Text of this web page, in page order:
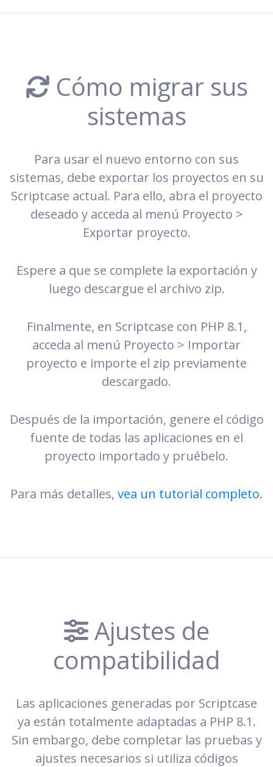
Cómo migrar sus
sistemas
Para usar el nuevo entorno con sus
sistemas, debe exportar los proyectos en su
Scriptcase actual. Para ello, abra el proyecto
deseado y acceda al menú Proyecto >
Exportar proyecto.
Espere a que se complete la exportación y
luego descargue el archivo zip.
Finalmente, en Scriptcase con PHP 8.1,
acceda al menú Proyecto > Importar
proyecto e importe el zip previamente
descargado.
Después de la importación, genere el código
fuente de todas las aplicaciones en el
proyecto importado y pruébelo.
Para más detalles, vea un tutorial completo.
Ajustes de
compatibilidad
Las aplicaciones generadas por Scriptcase
ya están totalmente adaptadas a PHP 8.1.
Sin embargo, debe completar las pruebas y
ajustes necesarios si utiliza códigos